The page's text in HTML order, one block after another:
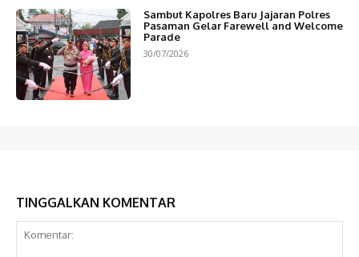
Sambut Kapolres Baru Jajaran Polres
Pasaman Gelar Farewell and Welcome
Parade
30/07/2026
TINGGALKAN KOMENTAR